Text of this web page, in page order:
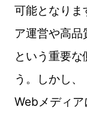
可能となりま
ア運営や高
という重要
う。しかし
Webメディ